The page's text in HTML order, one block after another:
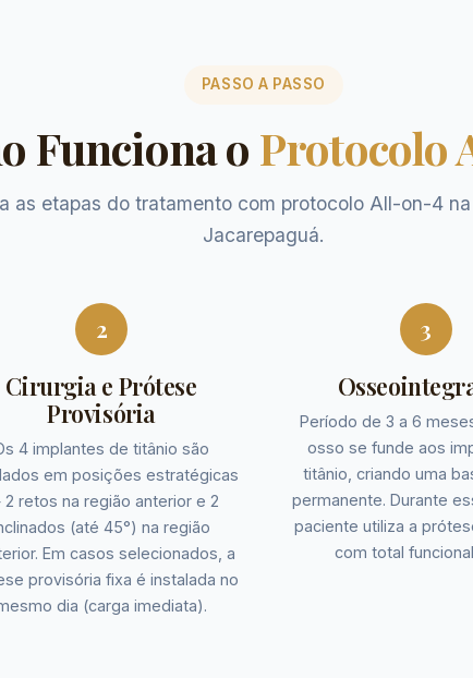
PASSO A PASSO
Funciona o Protocolo
as etapas do tratamento com protocolo All-on-4
Jacarepaguá.
2
Cirurgia e Prótese
Provisória
4 implantes de titânio são
em posições estratégicas
retos na região anterior e 2
(até 45°) na região
Em casos selecionados, a
provisória fixa é instalada no
dia (carga imediata).
3
Período de 3 a 6
osso se funde aos
titânio, criando uma
permanente. Durante
paciente utiliza a
com total